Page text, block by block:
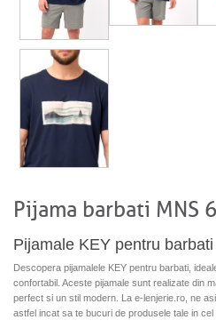
Pijama barbati MNS
Pijamale KEY pentru
Descopera pijamalele KEY pentru barbati,
confortabil. Aceste pijamale sunt realizate din
perfect si un stil modern. La e-lenjerie.ro, ne
astfel incat sa te bucuri de produsele tale in cel